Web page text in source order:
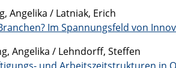
Angelika / Latniak, Erich
Im Spannungsfeld von
Angelika / Lehndorff, Steffen